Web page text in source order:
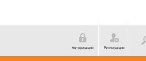
Авторизация Регистрация